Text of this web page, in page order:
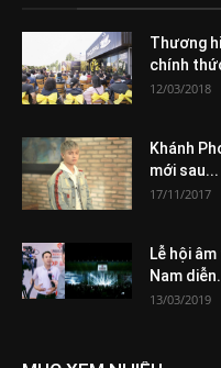
Thương
chính
12/03/2018
Khánh
mới sau...
17/11/2017
Lễ hội
Nam
13/03/2019